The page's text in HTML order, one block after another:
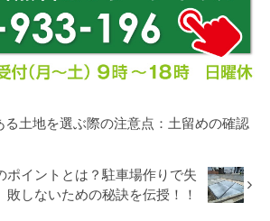
る土地を選ぶ際の注意点：土留めの確認
ポイントとは？駐車場作りで失
敗しないための秘訣を伝授！！